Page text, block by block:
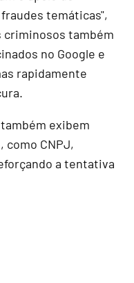
temáticas",
criminosos também
no Google e
rapidamente
exibem
como CNPJ,
a tentativa